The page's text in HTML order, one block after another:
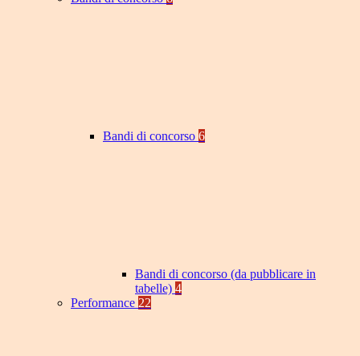
Bandi di concorso 6
Bandi di concorso (da pubblicare in
tabelle) 4
Performance 22